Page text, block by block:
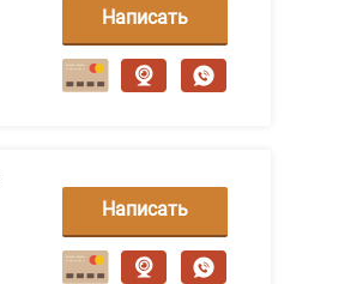
Написать
сообщение
Написать
сообщение